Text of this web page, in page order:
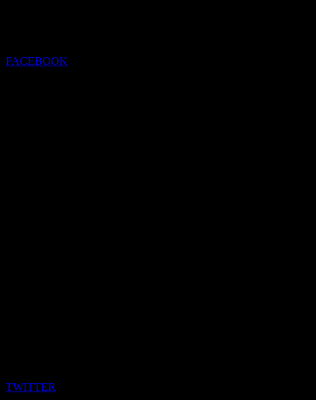
FACEBOOK
TWITTER